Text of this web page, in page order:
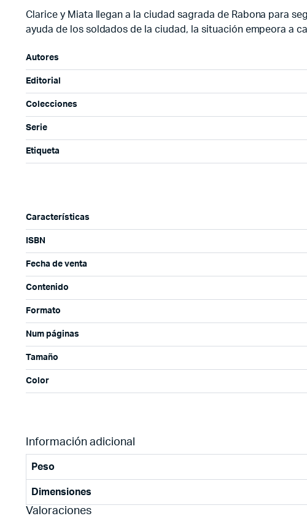
Clarice y Miata llegan a la ciudad sagrada de Rabona para
ayuda de los soldados de la ciudad, la situación empeora a
Autores
Editorial
Colecciones
Serie
Etiqueta
Características
ISBN
Fecha de venta
Contenido
Formato
Num páginas
Tamaño
Color
Información adicional
Peso
Dimensiones
Valoraciones